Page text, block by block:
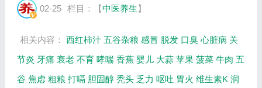
为，杏仁巧克力之所以对大脑有益，心理原因
02-25 栏目：【中医养生】
相关内容： 西红柿汁 五谷杂粮 感冒 脱发 口臭 心脏病 关
节炎 牙痛 衰老 不育 哮喘 香蕉 婴儿 大蒜 苹果 菠菜 牛肉 五
谷 焦虑 粗粮 打嗝 胆固醇 秃头 乏力 呕吐 胃火 维生素K 润